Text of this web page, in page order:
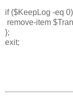
if ($KeepLog -eq
remove-item
};
exit;